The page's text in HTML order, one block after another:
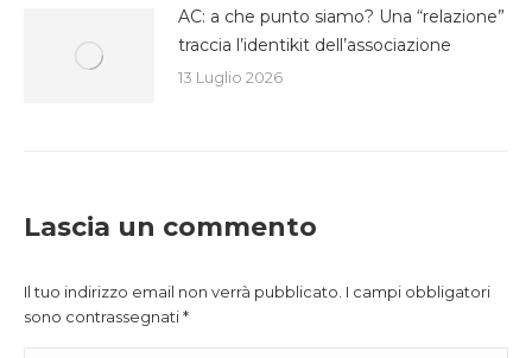
AC: a che punto siamo? Una “relazione”
traccia l’identikit dell’associazione
13 Luglio 2026
Lascia un commento
Il tuo indirizzo email non verrà pubblicato. I campi obbligatori
sono contrassegnati*